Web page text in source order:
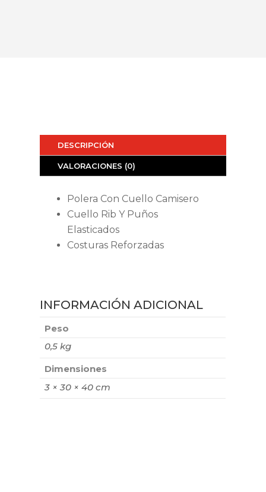
DESCRIPCIÓN
VALORACIONES (0)
Polera Con Cuello Camisero
Cuello Rib Y Puños
Elasticados
Costuras Reforzadas
INFORMACIÓN ADICIONAL
Peso
0,5 kg
Dimensiones
3 × 30 × 40 cm